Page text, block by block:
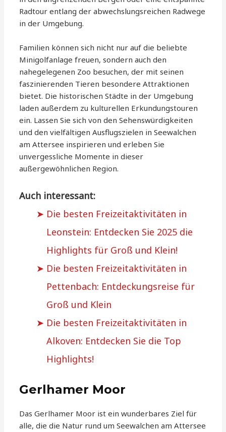
Radtour entlang der abwechslungsreichen Radwege
in der Umgebung.
Familien können sich nicht nur auf die beliebte
Minigolfanlage freuen, sondern auch den
nahegelegenen Zoo besuchen, der mit seinen
faszinierenden Tieren besondere Attraktionen
bietet. Die historischen Städte in der Umgebung
laden außerdem zu kulturellen Erkundungstouren
ein. Lassen Sie sich von den Sehenswürdigkeiten
und den vielfältigen Ausflugszielen in Seewalchen
am Attersee inspirieren und erleben Sie
unvergessliche Momente in dieser
außergewöhnlichen Region.
Auch interessant:
Die besten Freizeitaktivitäten in
Leonstein: Entdecken Sie 2025 die
Highlights für Groß und Klein!
Die besten Freizeitaktivitäten in
Pettenbach: Entdeckungsreise für
Groß und Klein
Die besten Freizeitaktivitäten in
Alkoven: Entdecken Sie die Top
Highlights!
Gerlhamer Moor
Das Gerlhamer Moor ist ein wunderbares Ziel für
alle, die die Natur rund um Seewalchen am Attersee